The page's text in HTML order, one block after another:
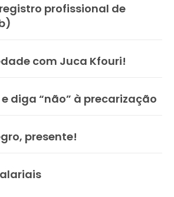
profissional de
com Juca Kfouri!
diga “não” à precarização
presente!